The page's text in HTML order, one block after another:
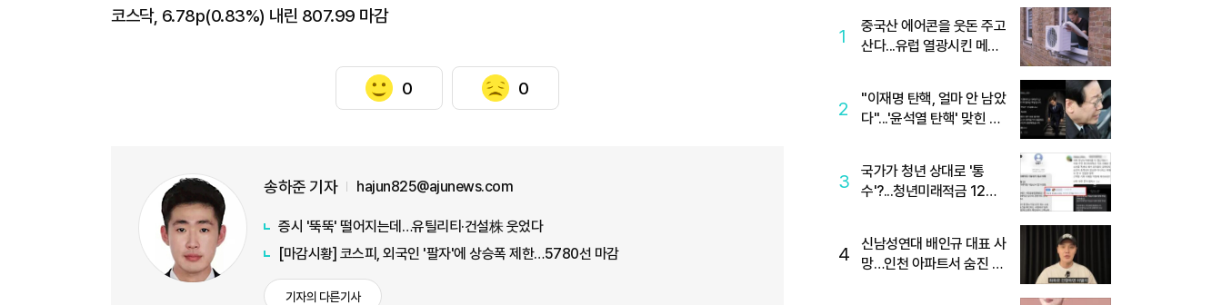
코스닥, 6.78p(0.83%) 내린 807.99 마감
0 0
송하준 기자 hajun825@ajunews.com
증시 '뚝뚝' 떨어지는데…유틸리티·건설株 웃었다
[마감시황] 코스피, 외국인 '팔자'에 상승폭 제한…5780선 마감
기자의 다른기사
1
중국산 에어콘을 웃돈 주고
산다...유럽 열광시킨 메이
2
"이재명 탄핵, 얼마 안 남았
다"...'윤석열 탄핵' 맞힌 무
3
국가가 청년 상대로 '통
수'?...청년미래적금 12%
4
신남성연대 배인규 대표 사
망…인천 아파트서 숨진 채